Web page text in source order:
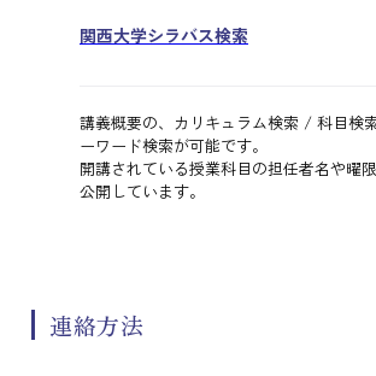
関西大学シラバス検索
講義概要の、カリキュラム検索 / 科目検
ーワード検索が可能です。
開講されている授業科目の担任者名や曜
公開しています。
連絡方法